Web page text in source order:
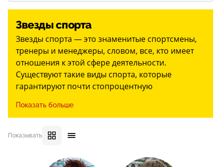
Звезды спорта
Звезды спорта — это знаменитые спортсмены,
тренеры и менеджеры, словом, все, кто имеет
отношения к этой сфере деятельности.
Существуют такие виды спорта, которые
гарантируют почти стопроцентную
становятся футболисты, хоккеисты, теннисисты и
своих выступлений. Они получают рекламные
имеют фанатов по всему миру. Таковы Евгений
Показать больше
Показывать